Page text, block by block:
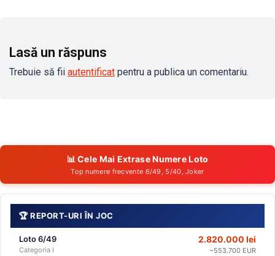
Lasă un răspuns
Trebuie să fii autentificat pentru a publica un comentariu.
📊 Cele Mai Extrase Numere Loto
Top numere frecvente 6/49, 5/40, Joker
🏆 REPORT-URI ÎN JOC
Loto 6/49
Categoria I
2.820.000 lei
~553.700 EUR